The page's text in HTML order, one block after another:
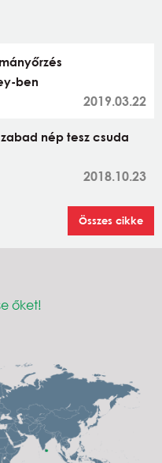
ben
2019.03.22
nép tesz csuda
2018.10.23
Összes cikke
őket!